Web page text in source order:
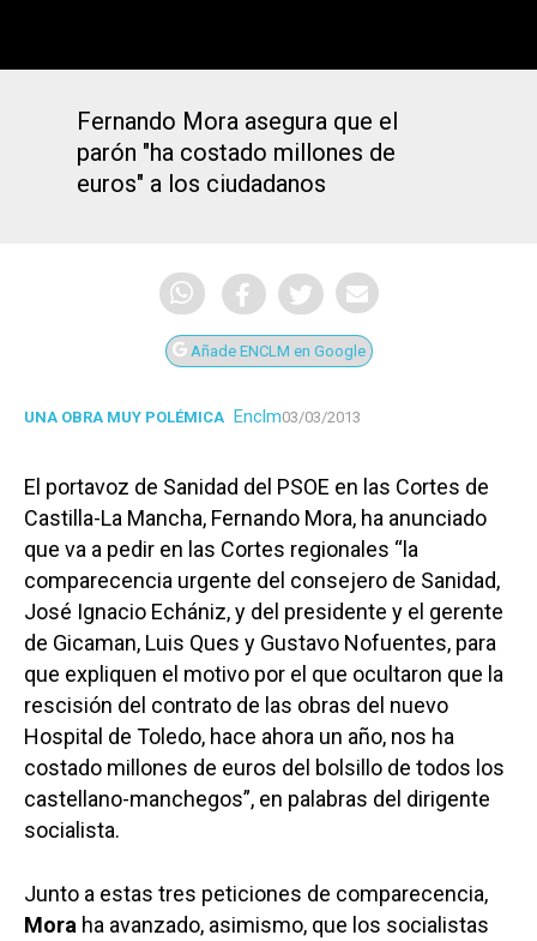
Fernando Mora asegura que el
parón "ha costado millones de
euros" a los ciudadanos
Añade ENCLM en Google
UNA OBRA MUY POLÉMICA Enclm03/03/2013
El portavoz de Sanidad del PSOE en las Cortes de
Castilla-La Mancha, Fernando Mora, ha anunciado
que va a pedir en las Cortes regionales “la
comparecencia urgente del consejero de Sanidad,
José Ignacio Echániz, y del presidente y el gerente
de Gicaman, Luis Ques y Gustavo Nofuentes, para
que expliquen el motivo por el que ocultaron que la
rescisión del contrato de las obras del nuevo
Hospital de Toledo, hace ahora un año, nos ha
costado millones de euros del bolsillo de todos los
castellano-manchegos”, en palabras del dirigente
socialista.
Junto a estas tres peticiones de comparecencia,
Mora ha avanzado, asimismo, que los socialistas